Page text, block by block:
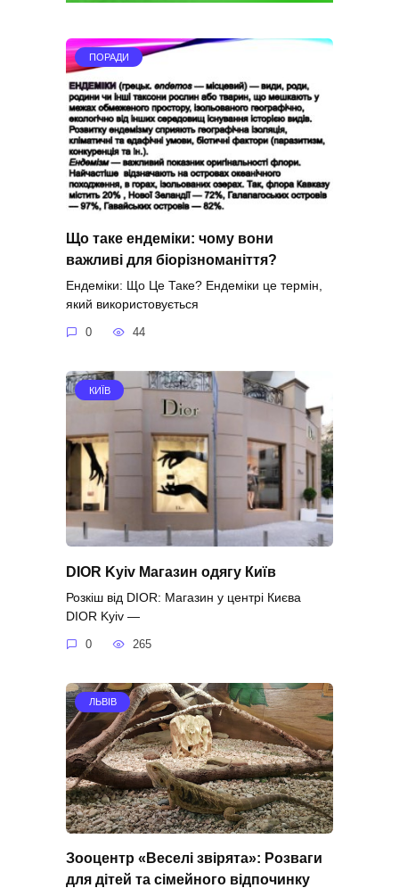
ПОРАДИ
Що таке ендеміки: чому вони
важливі для біорізноманіття?
Ендеміки: Що Це Таке? Ендеміки це термін,
який використовується
0 44
КИЇВ
DIOR Kyiv Магазин одягу Київ
Розкіш від DIOR: Магазин у центрі Києва
DIOR Kyiv —
0 265
ЛЬВІВ
Зооцентр «Веселі звірята»: Розваги
для дітей та сімейного відпочинку